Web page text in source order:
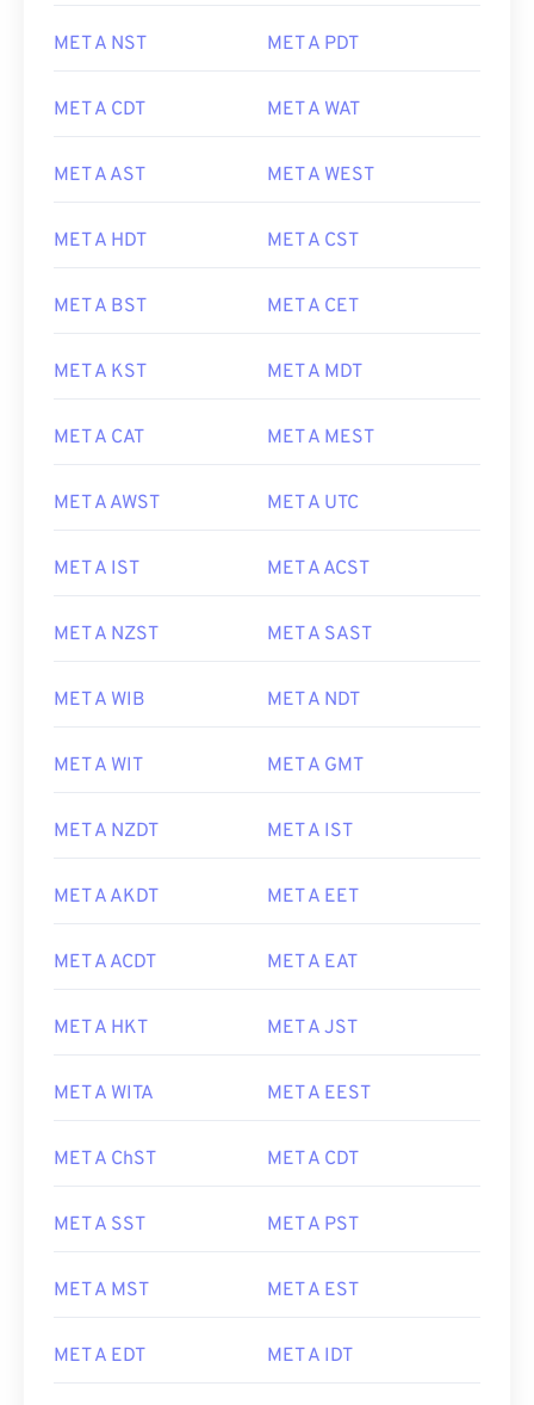
MET A NST MET A PDT
MET A CDT MET A WAT
MET A AST MET A WEST
MET A HDT MET A CST
MET A BST MET A CET
MET A KST MET A MDT
MET A CAT MET A MEST
MET A AWST MET A UTC
MET A IST MET A ACST
MET A NZST MET A SAST
MET A WIB MET A NDT
MET A WIT MET A GMT
MET A NZDT MET A IST
MET A AKDT MET A EET
MET A ACDT MET A EAT
MET A HKT MET A JST
MET A WITA MET A EEST
MET A ChST MET A CDT
MET A SST MET A PST
MET A MST MET A EST
MET A EDT MET A IDT